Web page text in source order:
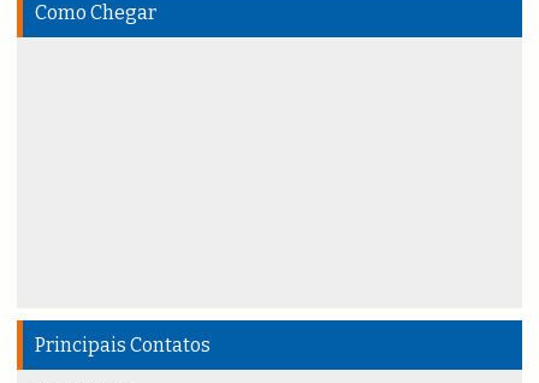
Como Chegar
Principais Contatos